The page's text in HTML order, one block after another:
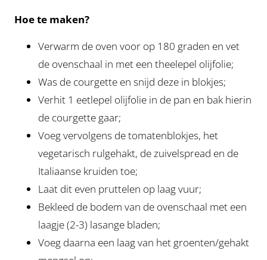
Hoe te maken?
Verwarm de oven voor op 180 graden en vet
de ovenschaal in met een theelepel olijfolie;
Was de courgette en snijd deze in blokjes;
Verhit 1 eetlepel olijfolie in de pan en bak hierin
de courgette gaar;
Voeg vervolgens de tomatenblokjes, het
vegetarisch rulgehakt, de zuivelspread en de
Italiaanse kruiden toe;
Laat dit even pruttelen op laag vuur;
Bekleed de bodem van de ovenschaal met een
laagje (2-3) lasange bladen;
Voeg daarna een laag van het groenten/gehakt